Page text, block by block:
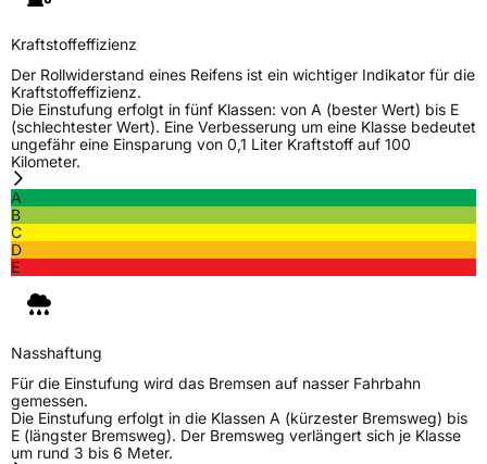
Allgemeine Produktsicherheit (GPSR)
Herstellerkontakt
PARKSTRAAT 83 2514 JG DEN HAAG
Niederlande, shane@nankang.eu
Kraftstoffeffizienz
Der Rollwiderstand eines Reifens ist ein wichtiger Indikator für die
Kraftstoffeffizienz.
Die Einstufung erfolgt in fünf Klassen: von A (bester Wert) bis E
(schlechtester Wert). Eine Verbesserung um eine Klasse bedeutet
ungefähr eine Einsparung von 0,1 Liter Kraftstoff auf 100
Kilometer.
A
B
C
D
E
Nasshaftung
Für die Einstufung wird das Bremsen auf nasser Fahrbahn
gemessen.
Die Einstufung erfolgt in die Klassen A (kürzester Bremsweg) bis
E (längster Bremsweg). Der Bremsweg verlängert sich je Klasse
um rund 3 bis 6 Meter.